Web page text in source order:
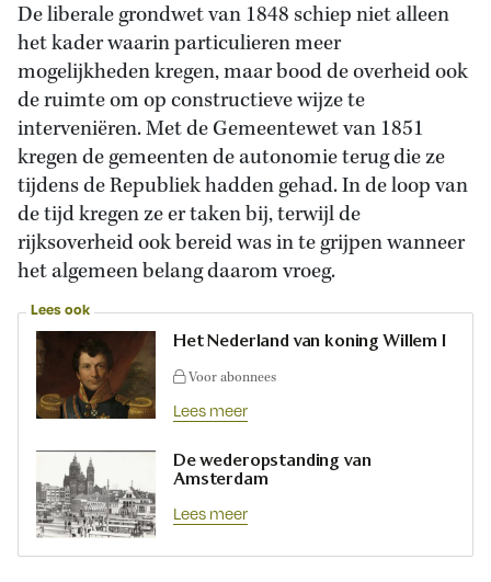
De liberale grondwet van 1848 schiep niet alleen
het kader waarin particulieren meer
mogelijkheden kregen, maar bood de overheid ook
de ruimte om op constructieve wijze te
interveniëren. Met de Gemeentewet van 1851
kregen de gemeenten de autonomie terug die ze
tijdens de Republiek hadden gehad. In de loop van
de tijd kregen ze er taken bij, terwijl de
rijksoverheid ook bereid was in te grijpen wanneer
het algemeen belang daarom vroeg.
Lees ook
Het Nederland van koning Willem I
Voor abonnees
Lees meer
De wederopstanding van
Amsterdam
Lees meer